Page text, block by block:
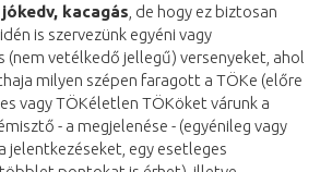
kacagás , de hogy ez biztosan
is szervezünk egyéni vagy
vetélkedő jellegű) versenyeket, ahol
milyen szépen faragott a TÖKe (előre
vagy TÖKéletlen TÖKöket várunk a
- a megjelenése - (egyénileg vagy
jelentkezéseket, egy esetleges